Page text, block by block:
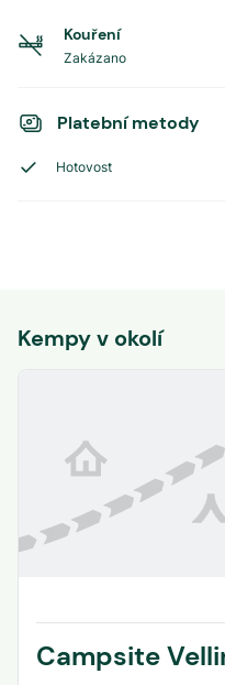
Kouření
Zakázano
Platební metody
Hotovost
Kempy v okolí
Campsite